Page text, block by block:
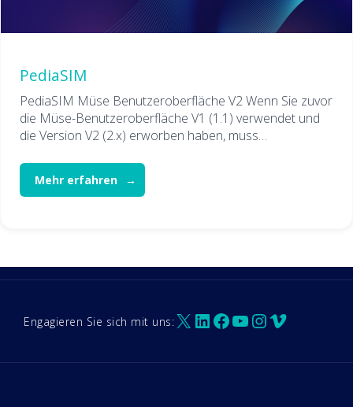
PediaSIM
PediaSIM Müse Benutzeroberfläche V2 Wenn Sie zuvor
die Müse-Benutzeroberfläche V1 (1.1) verwendet und
die Version V2 (2.x) erworben haben, muss…
Mehr erfahren
Engagieren Sie sich mit uns:X LinkedIn
Facebook
YouTube
Instagram
Vimeo